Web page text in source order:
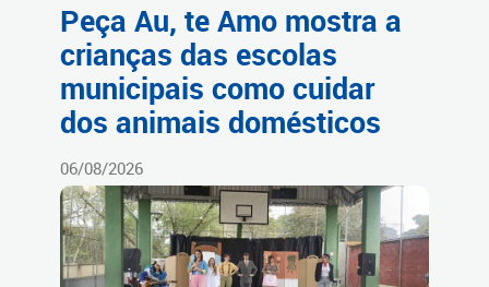
Peça Au, te Amo mostra a
crianças das escolas
municipais como cuidar
dos animais domésticos
06/08/2026